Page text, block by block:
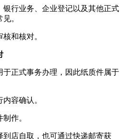
银行业务、企业登记以及其他正式
。
和核对。
于正式事务办理，因此纸质件属于
容确认。
作。
店自取，也可通过快递邮寄获